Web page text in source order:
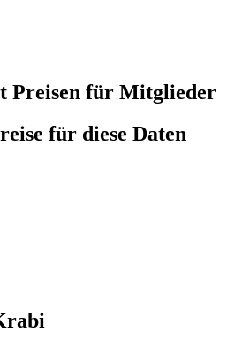
Preisen für Mitglieder
für diese Daten